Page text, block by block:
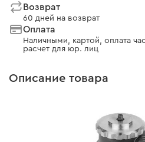
Возврат
60 дней на возврат
Оплата
Наличными, картой, оплата
расчет для юр. лиц
Описание товара